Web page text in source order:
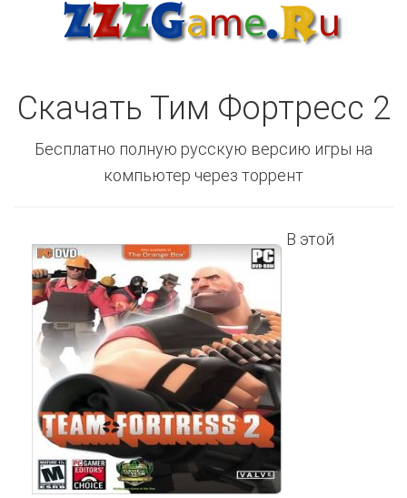
Скачать Тим Фортресс 2
Бесплатно полную русскую версию игры на
компьютер через торрент
В этой